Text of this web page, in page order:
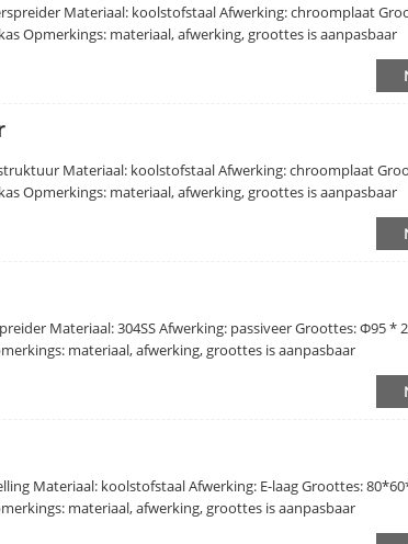
Materiaal: koolstofstaal Afwerking: chroomplaat
Opmerkings: materiaal, afwerking, groottes is aanpasbaar
Materiaal: koolstofstaal Afwerking: chroomplaat
Opmerkings: materiaal, afwerking, groottes is aanpasbaar
Materiaal: 304SS Afwerking: passiveer Groottes: Φ95 *
materiaal, afwerking, groottes is aanpasbaar
Materiaal: koolstofstaal Afwerking: E-laag Groottes:
materiaal, afwerking, groottes is aanpasbaar